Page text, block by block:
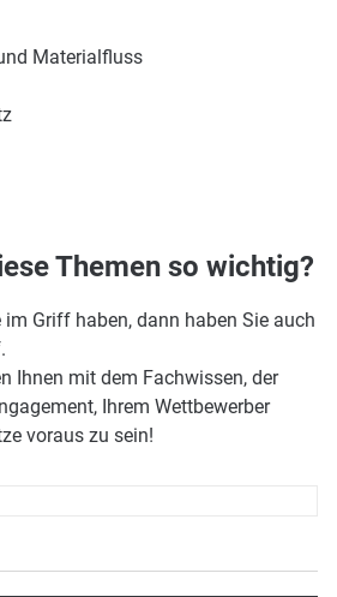
Materialfluss
Themen so wichtig?
im Griff haben, dann haben Sie auch
Ihnen mit dem Fachwissen, der
Ihrem Wettbewerber
voraus zu sein!